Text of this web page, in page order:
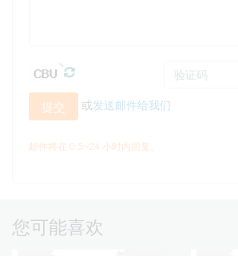
提交 或发送邮件给我们
邮件将在 0.5~24 小时内回复。
您可能喜欢